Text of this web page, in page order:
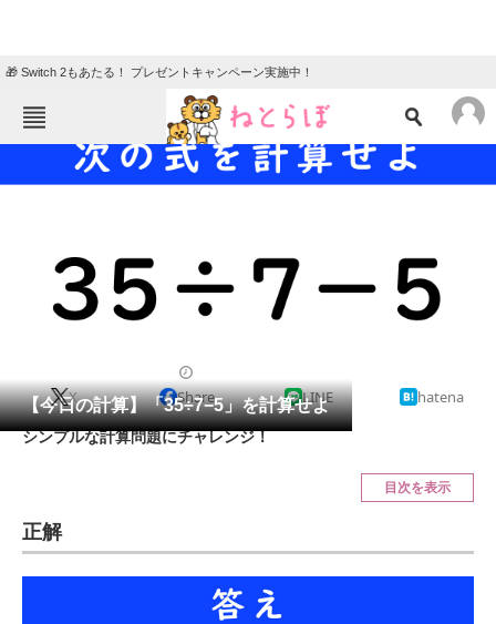
🎁 Switch 2もあたる！ プレゼントキャンペーン実施中！
ねとらぼメニュー
TOP ニュース
地域
教育・育児
会員記事
ITの今と未来を見通す
スマホと通信の最新トレンド
【今日の計算】「35÷7−5」を計算せよ
X Share LINE hatena
シンプルな計算問題にチャレンジ！
目次を表示
正解